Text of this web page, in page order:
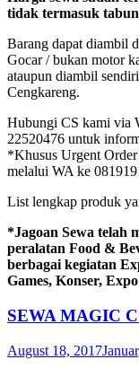
tidak termasuk
Barang dapat diambil
Gocar / bukan motor
ataupun diambil
Cengkareng.
Hubungi CS kami via
22520476 untuk
*Khusus Urgent
melalui WA ke
List lengkap produk
*Jagoan Sewa telah
peralatan Food &
berbagai kegiatan
Games, Konser,
SEWA MAGIC
August 18, 2017